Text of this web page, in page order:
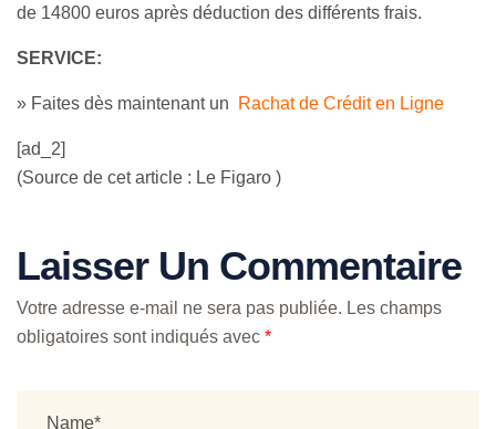
de 14800 euros après déduction des différents frais.
SERVICE:
» Faites dès maintenant un Rachat de Crédit en Ligne
[ad_2]
(Source de cet article : Le Figaro )
Laisser Un Commentaire
Votre adresse e-mail ne sera pas publiée. Les champs
obligatoires sont indiqués avec *